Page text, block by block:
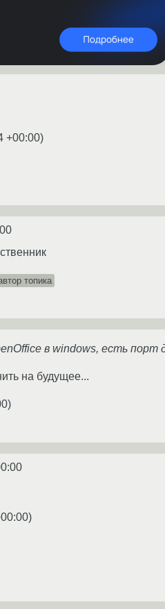
+00:00)
топика
в windows, есть
на будущее...
)
)